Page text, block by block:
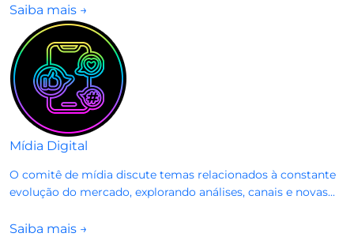
Saiba mais →
Mídia Digital
O comitê de mídia discute temas relacionados à constante
evolução do mercado, explorando análises, canais e novas...
Saiba mais →